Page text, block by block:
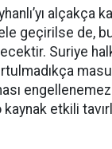
alçakça
geçirilse de,
Suriye
kaynak etkili